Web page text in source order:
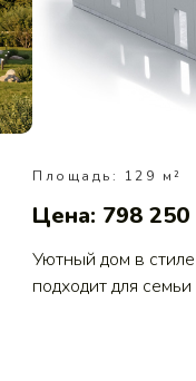
Площадь: 129 м²
Цена: 798 250
Уютный дом в
подходит для